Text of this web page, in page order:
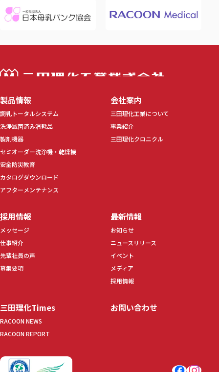
三田理化工業
製品情報
調乳トータルシステム
洗浄滅菌済み消耗品
製剤機器
セミオーダー洗浄機・乾燥機
安全防災教育
カタログダウンロード
アフターメンテナンス
会社案内
三田理化工業について
事業紹介
三田理化クロニクル
採用情報
メッセージ
仕事紹介
先輩社員の声
募集要項
最新情報
お知らせ
ニュースリリース
イベント
メディア
採用情報
三田理化Times
RACOON NEWS
RACOON REPORT
お問い合わせ